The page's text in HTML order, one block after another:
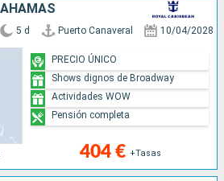
5 d Puerto Canaveral 10/04/2028
404 € +Tasas
PRECIO ÚNICO
Shows dignos de Broadway
Actividades WOW
Pensión completa